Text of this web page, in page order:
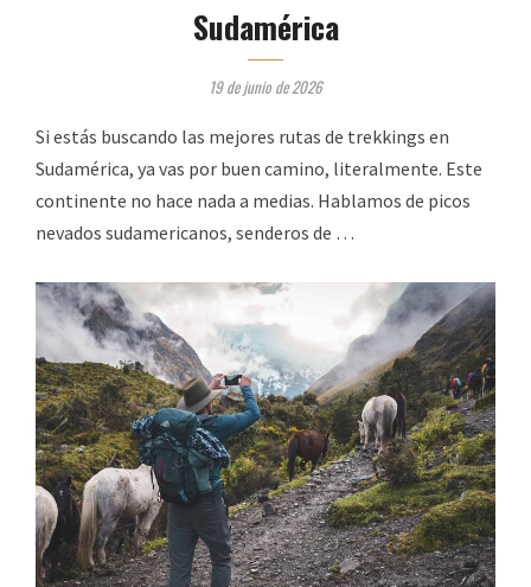
Sudamérica
19 de junio de 2026
Si estás buscando las mejores rutas de trekkings en
Sudamérica, ya vas por buen camino, literalmente. Este
continente no hace nada a medias. Hablamos de picos
nevados sudamericanos, senderos de …